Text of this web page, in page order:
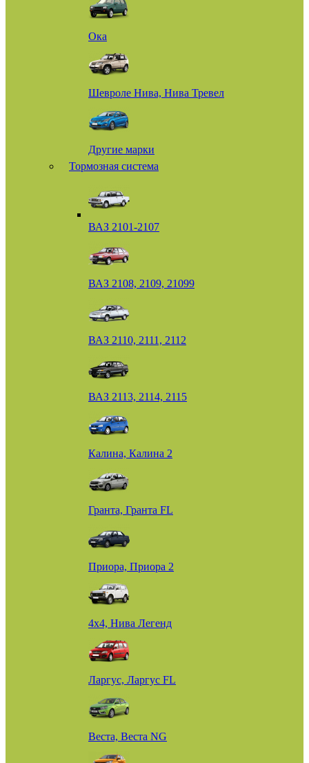
Ока
Шевроле Нива, Нива Тревел
Другие марки
Тормозная система
ВАЗ 2101-2107
ВАЗ 2108, 2109, 21099
ВАЗ 2110, 2111, 2112
ВАЗ 2113, 2114, 2115
Калина, Калина 2
Гранта, Гранта FL
Приора, Приора 2
4х4, Нива Легенд
Ларгус, Ларгус FL
Веста, Веста NG